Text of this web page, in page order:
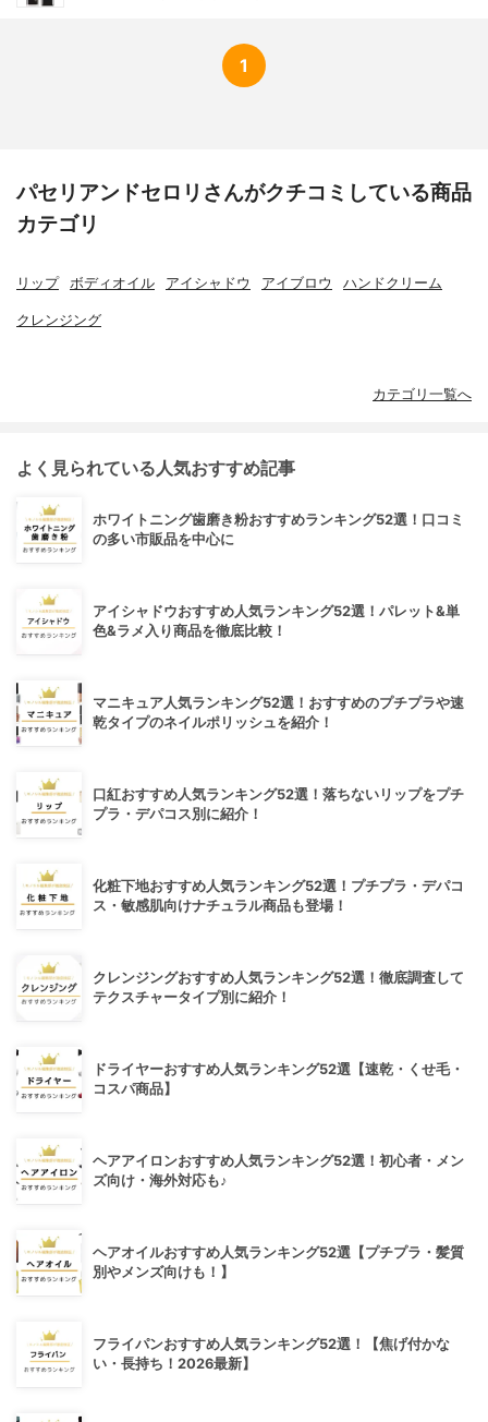
1
パセリアンドセロリさんがクチコミしている商品
カテゴリ
リップ ボディオイル アイシャドウ アイブロウ ハンドクリーム
クレンジング
カテゴリ一覧へ
よく見られている人気おすすめ記事
ホワイトニング歯磨き粉おすすめランキング52選！口コミ
の多い市販品を中心に
アイシャドウおすすめ人気ランキング52選！パレット&単
色&ラメ入り商品を徹底比較！
マニキュア人気ランキング52選！おすすめのプチプラや速
乾タイプのネイルポリッシュを紹介！
口紅おすすめ人気ランキング52選！落ちないリップをプチ
プラ・デパコス別に紹介！
化粧下地おすすめ人気ランキング52選！プチプラ・デパコ
ス・敏感肌向けナチュラル商品も登場！
クレンジングおすすめ人気ランキング52選！徹底調査して
テクスチャータイプ別に紹介！
ドライヤーおすすめ人気ランキング52選【速乾・くせ毛・
コスパ商品】
ヘアアイロンおすすめ人気ランキング52選！初心者・メン
ズ向け・海外対応も♪
ヘアオイルおすすめ人気ランキング52選【プチプラ・髪質
別やメンズ向けも！】
フライパンおすすめ人気ランキング52選！【焦げ付かな
い・長持ち！2026最新】